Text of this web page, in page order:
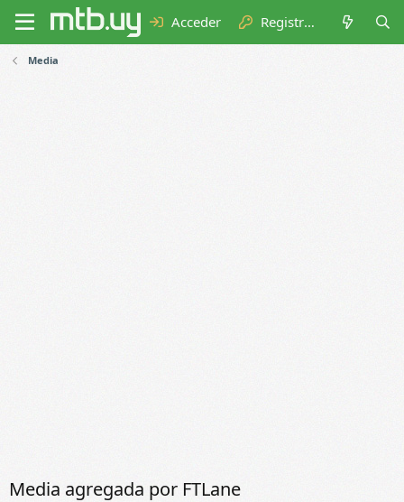
Acceder Registrarse
Media
Media agregada por FTLane